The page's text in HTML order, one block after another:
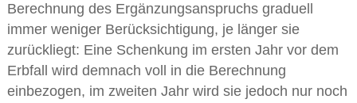
Berechnung des Ergänzungsanspruchs graduell
immer weniger Berücksichtigung, je länger sie
zurückliegt: Eine Schenkung im ersten Jahr vor dem
Erbfall wird demnach voll in die Berechnung
einbezogen, im zweiten Jahr wird sie jedoch nur noch